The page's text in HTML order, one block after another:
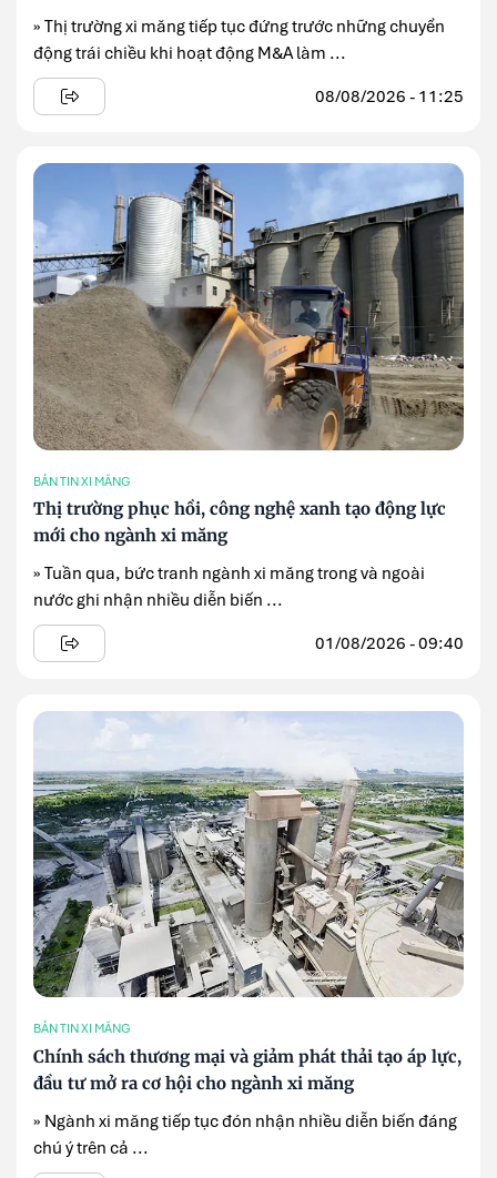
» Thị trường xi măng tiếp tục đứng trước những chuyển
động trái chiều khi hoạt động M&A làm ...
08/08/2026 - 11:25
BẢN TIN XI MĂNG
Thị trường phục hồi, công nghệ xanh tạo động lực
mới cho ngành xi măng
» Tuần qua, bức tranh ngành xi măng trong và ngoài
nước ghi nhận nhiều diễn biến ...
01/08/2026 - 09:40
BẢN TIN XI MĂNG
Chính sách thương mại và giảm phát thải tạo áp lực,
đầu tư mở ra cơ hội cho ngành xi măng
» Ngành xi măng tiếp tục đón nhận nhiều diễn biến đáng
chú ý trên cả ...